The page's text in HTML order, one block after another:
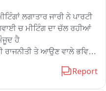
Dal also demanded a fair
ensures equal
the proposal which
of all states. The party
ਲਗਾਤਾਰ ਜਾਰੀ ਨੇ ਪਾਰਟੀ
ਚ ਮੀਟਿੰਗ ਦਾ ਚੱਲ ਰਹੀਆਂ
ਹੈ
ਤੇ ਆਉਣ ਵਾਲੇ ਭਵਿਖ
Report